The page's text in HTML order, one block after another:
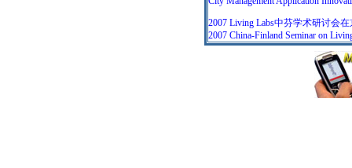
2007 Living Labs中芬学术研讨会
2007 China-Finland Seminar on